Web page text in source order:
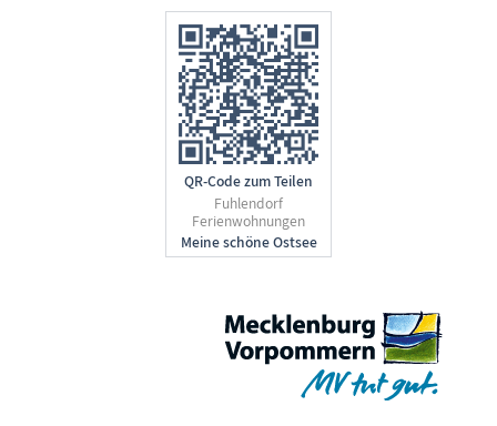
QR-Code zum Teilen
Fuhlendorf
Ferienwohnungen